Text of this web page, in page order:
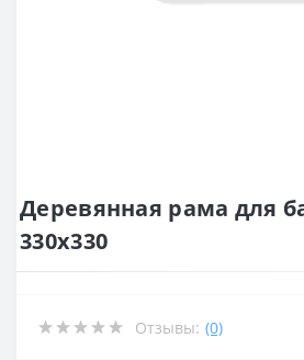
Деревянная рама для
330х330
Отзывы: (0)